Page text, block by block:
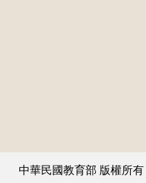
中華民國教育部 版權所有